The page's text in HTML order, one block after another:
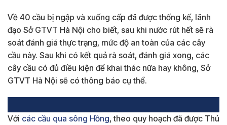
Về 40 cầu bị ngập và xuống cấp đã được thống kế, lãnh
đạo Sở GTVT Hà Nội cho biết, sau khi nước rút hết sẽ rà
soát đánh giá thực trạng, mức độ an toàn của các cây
cầu này. Sau khi có kết quả rà soát, đánh giá xong, các
cây cầu có đủ điều kiện để khai thác nữa hay không, Sở
GTVT Hà Nội sẽ có thông báo cụ thể.
Với các cầu qua sông Hồng, theo quy hoạch đã được Thủ